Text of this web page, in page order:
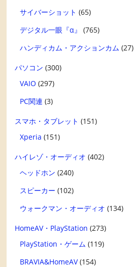
サイバーショット (65)
デジタル一眼『α』
(765)
ハンディカム・アクションカム (27)
パソコン (300)
VAIO (297)
PC関連 (3)
スマホ・タブレット (151)
Xperia (151)
ハイレゾ・オーディオ (402)
ヘッドホン (240)
スピーカー (102)
ウォークマン・オーディオ (134)
HomeAV・PlayStation (273)
PlayStation・ゲーム (119)
BRAVIA&HomeAV(154)